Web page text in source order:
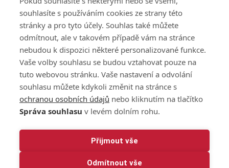
souhlasíte s používáním cookies ze strany této
stránky a pro tyto účely. Souhlas také můžete
odmítnout, ale v takovém případě vám na stránce
nebudou k dispozici některé personalizované funkce.
Vaše volby souhlasu se budou vztahovat pouze na
tuto webovou stránku. Vaše nastavení a odvolání
souhlasu můžete kdykoli změnit na stránce s
ochranou osobních údajů nebo kliknutím na tlačítko
Správa souhlasu v levém dolním rohu.
Přijmout vše
Odmítnout vše
GolfExtra
Ceník GolfExtra.cz
Premium
Doporučené odkazy
Editor
Honza Fait
+420 723 898 969
fait@golfextra.cz
Obchod
Edita Hanušová
+420 724 150 784
hanusova@relmost.cz
Pavel Poulíček